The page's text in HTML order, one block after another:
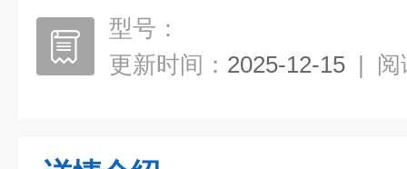
型号：
更新时间： 2025-12-15 | 阅